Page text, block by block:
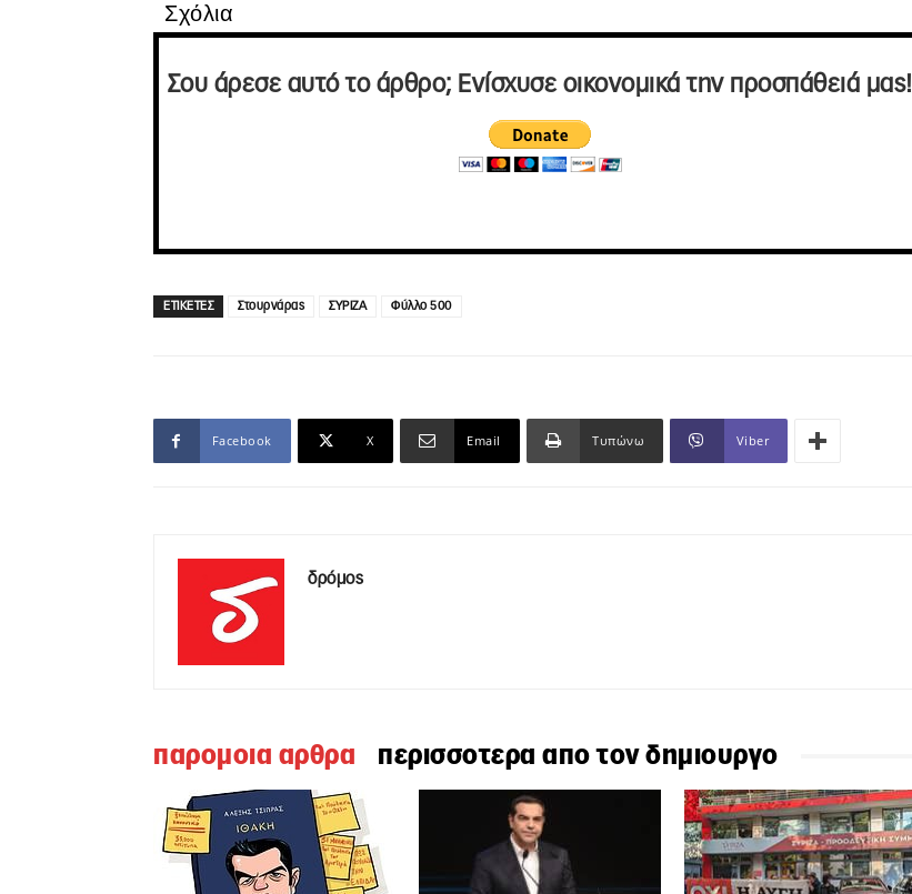
Σχόλια
Σου άρεσε αυτό το άρθρο; Ενίσχυσε οικονομικά την προσπάθειά μας!
ΕΤΙΚΕΤΕΣ Στουρνάρας ΣΥΡΙΖΑ Φύλλο 500
Facebook X Email Τυπώνω Viber
δρόμος
παρομοια αρθρα περισσοτερα απο τον δημιουργο